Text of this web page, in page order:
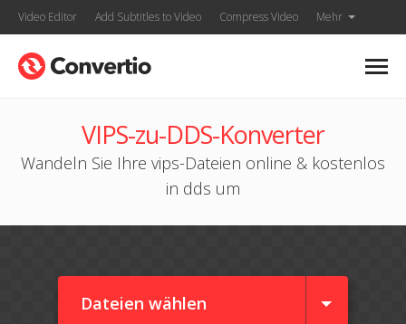
Video Editor Add Subtitles to Video Compress Video Mehr
VIPS-zu-DDS-Konverter
Wandeln Sie Ihre vips-Dateien online & kostenlos
in dds um
Dateien wählen